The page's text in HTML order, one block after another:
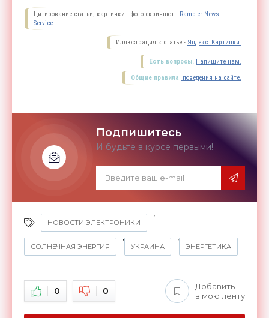
Цитирование статьи, картинки - фото скриншот - Rambler News
Service.
Иллюстрация к статье - Яндекс. Картинки.
Есть вопросы. Напишите нам.
Общие правила поведения на сайте.
Подпишитесь
И будьте в курсе первыми!
НОВОСТИ ЭЛЕКТРОНИКИ
,
СОЛНЕЧНАЯ ЭНЕРГИЯ
,
УКРАИНА
,
ЭНЕРГЕТИКА
0 0
Добавить
в мою ленту